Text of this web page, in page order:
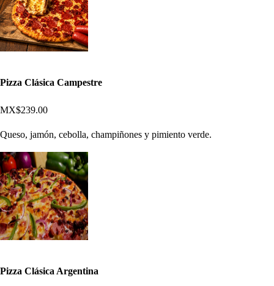
Pizza Clásica Campestre
MX$239.00
Queso, jamón, cebolla, champiñones y pimiento verde.
Pizza Clásica Argentina